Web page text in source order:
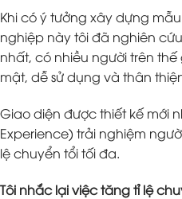
Khi có ý tưởng xây dựng
nghiệp này tôi đã nghiên
nhất, có nhiều người trên
mật, dễ sử dụng và thân
Giao diện được thiết kế mới
Experience) trải nghiệm
lệ chuyển tổi tối đa.
Tôi nhắc lại việc tăng tỉ lệ